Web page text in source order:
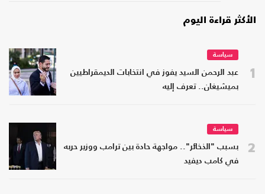
الأكثر قراءة اليوم
1
سياسة
عبد الرحمن السيد يفوز في انتخابات الديمقراطيين
بميشيغان.. تعرف إليه
2
سياسة
بسبب "الذخائر".. مواجهة حادة بين ترامب ووزير حربه
في كامب ديفيد